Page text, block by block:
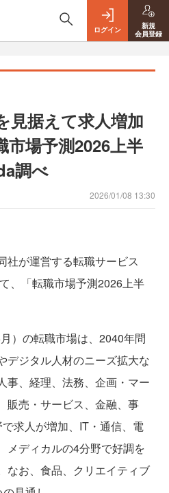
ログイン
新規
会員登録
見据えて求人増加
場予測2026上半
調べ
2026/01/08 13:30
が運営する転職サービス
、「転職市場予測2026上半
）の転職市場は、2040年問
デジタル人材のニーズ拡大な
事、経理、法務、企画・マー
販売・サービス、金融、事
求人が増加、IT・通信、電
メディカルの4分野で好調を
なお、食品、クリエイティブ